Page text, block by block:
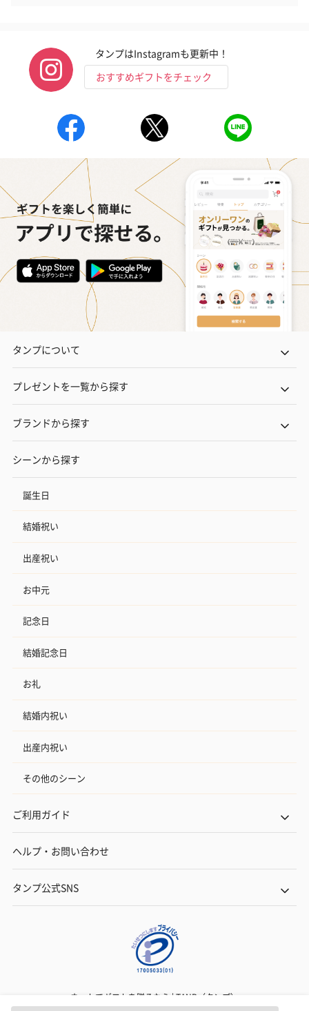
いぶりがっことチーズ
のオイル漬（981円）
ごろっとうまみ チーズ
のオイル漬（塩麹&レモ
しょっつるナ
円）
タンプはInstagramも更新中！
おすすめギフトをチェック
タンプについて
プレゼントを一覧から探す
ブランドから探す
シーンから探す
誕生日
結婚祝い
出産祝い
お中元
記念日
結婚記念日
お礼
結婚内祝い
出産内祝い
その他のシーン
ご利用ガイド
ヘルプ・お問い合わせ
タンプ公式SNS
ネットでギフトを贈るなら | TANP（タンプ）